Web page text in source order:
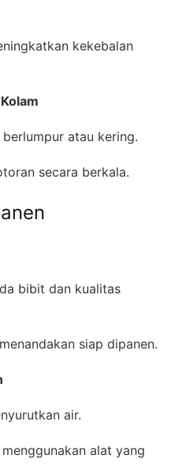
kekebalan
atau kering.
secara berkala.
bibit dan kualitas
siap dipanen.
air.
alat yang